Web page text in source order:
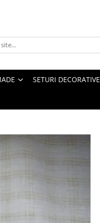
SETURI DECORATIVE